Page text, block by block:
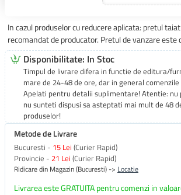
Metode de Livrare
Bucuresti - 15 Lei (Curier Rapid)
Provincie - 21 Lei (Curier Rapid)
Ridicare din Magazin (Bucuresti) -> Locatie
Livrarea este GRATUITA pentru comenzi in
In cazul produselor cu reducere aplicata: pretul
recomandat de producator. Pretul de vanzare este
Disponibilitate: In Stoc
Timpul de livrare difera in functie de editura/
mare de 24-48 de ore, dar in general
Apelati pentru detalii suplimentare! Atentie: nu
nu sunteti dispusi sa asteptati mai mult de 48
produselor!